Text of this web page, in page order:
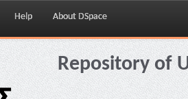
Help About DSpace
Repository of